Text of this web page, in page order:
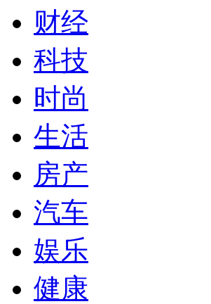
财经
科技
时尚
生活
房产
汽车
娱乐
健康